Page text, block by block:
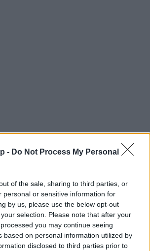
- Do Not Process My Personal
of the sale, sharing to third parties, or
personal or sensitive information for
by us, please use the below opt-out
selection. Please note that after your
you may continue seeing
based on personal information utilized by
disclosed to third parties prior to